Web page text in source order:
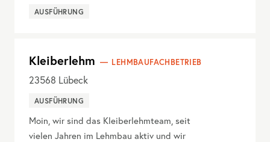
AUSFÜHRUNG
Kleiberlehm LEHMBAUFACHBETRIEB
23568 Lübeck
AUSFÜHRUNG
Moin, wir sind das Kleiberlehmteam, seit
vielen Jahren im Lehmbau aktiv und wir